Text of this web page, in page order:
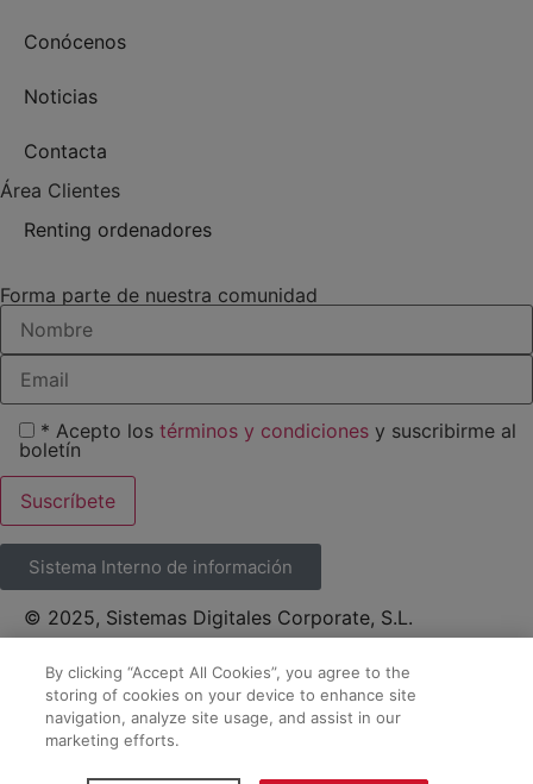
Conócenos
Noticias
Contacta
Área Clientes
Renting ordenadores
Forma parte de nuestra comunidad
* Acepto los términos y condiciones y suscribirme al
boletín
Sistema Interno de información
© 2025, Sistemas Digitales Corporate, S.L.
Política de privacidad y protección de datos
Aviso legal
By clicking “Accept All Cookies”, you agree to the
storing of cookies on your device to enhance site
navigation, analyze site usage, and assist in our
marketing efforts.